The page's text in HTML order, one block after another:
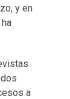
y en
a